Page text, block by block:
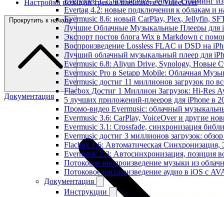
Evertag 4.2: новые подключения к облакам и
Evermusic 8.6: новый CarPlay, Plex, Jellyfin,
Лучшие Облачные Музыкальные Плееры для
Экспорт постов блога Wix в Markdown с
Воспроизведение Lossless FLAC и DSD на
Лучший облачный музыкальный плеер для
Evermusic 6.8: Aliyun Drive, Synology, Новые
Evermusic Pro в Setapp Mobile: Облачная
Evermusic достиг 11 миллионов загрузок по
Flacbox Достиг 1 Миллион Загрузок: Hi-Res
5 лучших приложений-плееров для iPhone в
Промо-видео Evermusic: облачный
Evermusic 3.6: CarPlay, VoiceOver и другие
Evermusic 3.1: Crossfade, синхронизация
Evermusic достиг 3 миллионов загрузок:
Flacbox 1.6: Автоматическая
Evermusic 2.3: Автосинхронизация, позиция
Потоковое воспроизведение музыки из
Потоковое воспроизведение аудио в iOS с
Документация
Инструкции
Настройка позиции трека в плейлисте с VoiceOver
Прокрутить к началу
Документация